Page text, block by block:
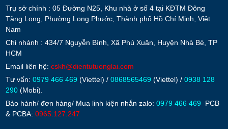
Trụ sở chính : 05 Đường N25, Khu nhà ở số 4 tại KĐTM Đông
Tăng Long, Phường Long Phước, Thành phố Hồ Chí Minh, Việt
Nam
Chi nhánh : 434/7 Nguyễn Bình, Xã Phú Xuân, Huyện Nhà Bè, TP
HCM
Email liên hệ: cskh@dientutuonglai.com
Tư vấn: 0979 466 469 (Viettel) / 0868565469 (Viettel) / 0938 128
290 (Mobi).
Bảo hành/ đơn hàng/ Mua linh kiện nhắn zalo: 0979 466 469
PCB
& PCBA: 0965.127.247